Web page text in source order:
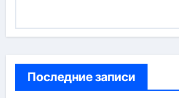
Последние записи